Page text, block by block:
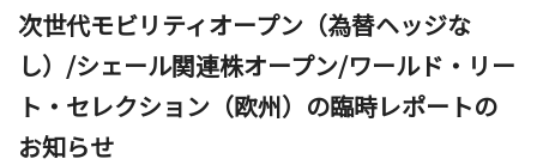
次世代モビリティオープン（為替ヘッジな
し）/シェール関連株オープン/ワールド・リー
ト・セレクション（欧州）の臨時レポートの
お知らせ